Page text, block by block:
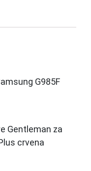
G985F
Gentleman za
crvena